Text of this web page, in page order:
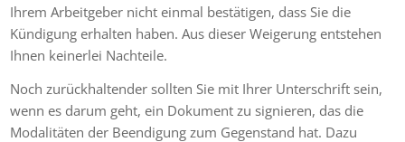
Ihrem Arbeitgeber nicht einmal bestätigen, dass Sie die
Kündigung erhalten haben. Aus dieser Weigerung entstehen
Ihnen keinerlei Nachteile.
Noch zurückhaltender sollten Sie mit Ihrer Unterschrift sein,
wenn es darum geht, ein Dokument zu signieren, das die
Modalitäten der Beendigung zum Gegenstand hat. Dazu